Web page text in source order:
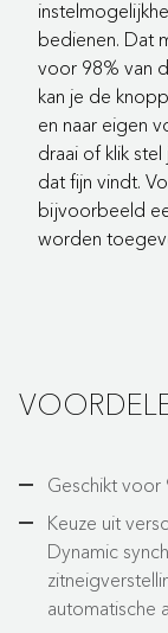
bedienen. Dat
voor 98% van
kan je de
en naar eigen
draai of klik
dat fijn vindt.
bijvoorbeeld
worden
Geschikt voor
Keuze uit
Dynamic
automatische